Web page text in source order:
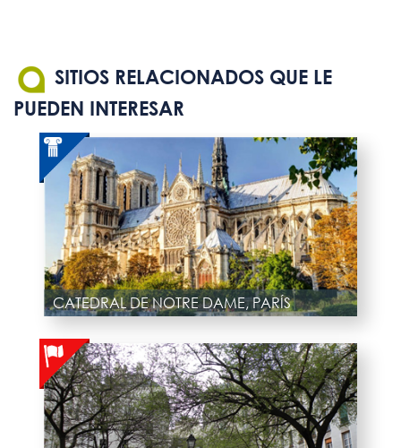
SITIOS RELACIONADOS QUE LE
PUEDEN INTERESAR
CATEDRAL DE NOTRE DAME, PARÍS